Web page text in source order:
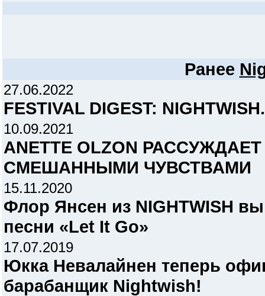
Ранее
27.06.2022
FESTIVAL DIGEST:
10.09.2021
ANETTE OLZON
СМЕШАННЫМИ ЧУВСТВАМИ
15.11.2020
Флор Янсен из NIGHTWISH
песни «Let It Go»
17.07.2019
Юкка Невалайнен теперь
барабанщик Nightwish!